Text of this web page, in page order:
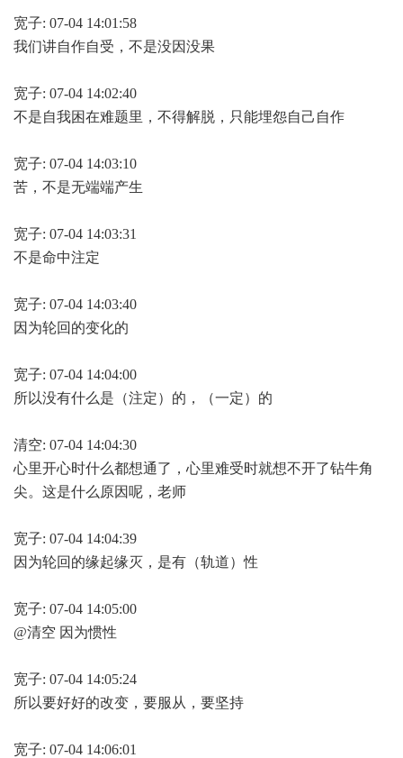
宽子: 07-04 14:01:58
我们讲自作自受，不是没因没果
宽子: 07-04 14:02:40
不是自我困在难题里，不得解脱，只能埋怨自己自作
宽子: 07-04 14:03:10
苦，不是无端端产生
宽子: 07-04 14:03:31
不是命中注定
宽子: 07-04 14:03:40
因为轮回的变化的
宽子: 07-04 14:04:00
所以没有什么是（注定）的，（一定）的
清空: 07-04 14:04:30
心里开心时什么都想通了，心里难受时就想不开了钻牛角
尖。这是什么原因呢，老师
宽子: 07-04 14:04:39
因为轮回的缘起缘灭，是有（轨道）性
宽子: 07-04 14:05:00
@清空 因为惯性
宽子: 07-04 14:05:24
所以要好好的改变，要服从，要坚持
宽子: 07-04 14:06:01